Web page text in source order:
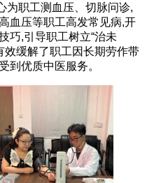
为职工测血压、切脉问诊,
血压等职工高发常见病,开
巧,引导职工树立“治未
效缓解了职工因长期劳作带
到优质中医服务。